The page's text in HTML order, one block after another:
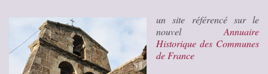
un site référencé sur le
nouvel Annuaire
Historique des Communes
de France